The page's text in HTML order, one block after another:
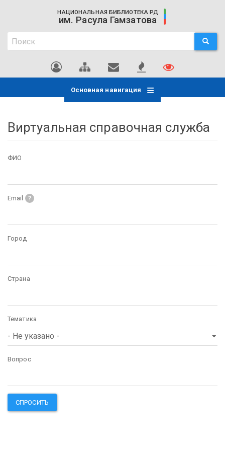
содержанию
НАЦИОНАЛЬНАЯ БИБЛИОТЕКА РД
им. Расула Гамзатова
Поиск
Поиск ПОИСК
Основная навигация
Виртуальная справочная служба
ФИО
Email ?
Город
Страна
Тематика
Вопрос
СПРОСИТЬ